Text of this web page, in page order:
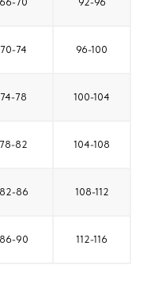
70-74 96-100
74-78 100-104
78-82 104-108
82-86 108-112
86-90 112-116